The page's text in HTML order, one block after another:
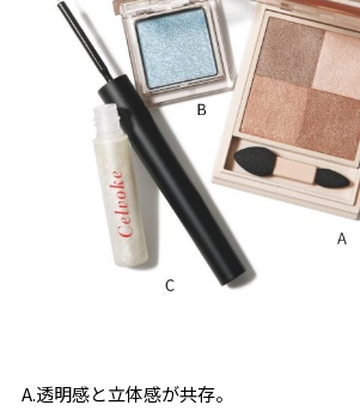
A.透明感と立体感が共存。